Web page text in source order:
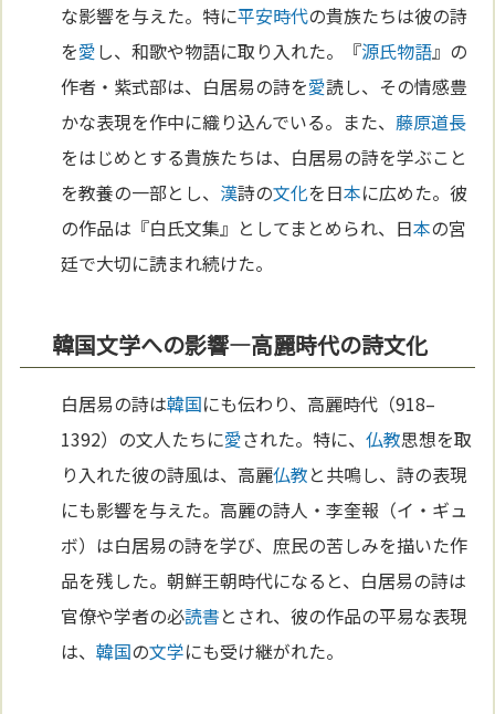
な影響を与えた。特に平安時代の貴族たちは彼の詩
を愛し、和歌や物語に取り入れた。『源氏物語』の
作者・紫式部は、白居易の詩を愛読し、その情感豊
かな表現を作中に織り込んでいる。また、 藤原道長
をはじめとする貴族たちは、白居易の詩を学ぶこと
を教養の一部とし、 漢詩の文化を日本に広めた。彼
の作品は『白氏文集』としてまとめられ、日本の宮
廷で大切に読まれ続けた。
韓国文学への影響—高麗時代の詩文化
白居易の詩は韓国にも伝わり、高麗時代（918–
1392）の文人たちに愛された。特に、仏教思想を取
り入れた彼の詩風は、高麗仏教と共鳴し、詩の表現
にも影響を与えた。高麗の詩人・李奎報（イ・ギュ
ボ）は白居易の詩を学び、庶民の苦しみを描いた作
品を残した。朝鮮王朝時代になると、白居易の詩は
官僚や学者の必読書とされ、彼の作品の平易な表現
は、韓国の文学にも受け継がれた。